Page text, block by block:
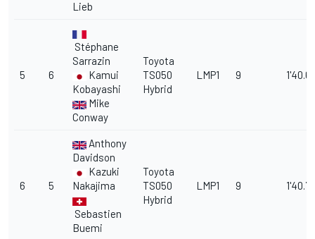
Lieb
5 6
Stéphane
Sarrazin
Kamui
Kobayashi
Mike
Conway
Toyota
TS050
Hybrid
LMP1 9
6 5
Anthony
Davidson
Kazuki
Nakajima
Sebastien
Buemi
Toyota
TS050
Hybrid
LMP1 9